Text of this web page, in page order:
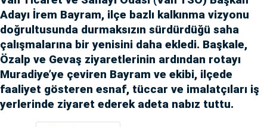
Adayı İrem Bayram, ilçe bazlı kalkınma vizyonu
doğrultusunda durmaksızın sürdürdüğü saha
çalışmalarına bir yenisini daha ekledi. Başkale,
Özalp ve Gevaş ziyaretlerinin ardından rotayı
Muradiye’ye çeviren Bayram ve ekibi, ilçede
faaliyet gösteren esnaf, tüccar ve imalatçıları iş
yerlerinde ziyaret ederek adeta nabız tuttu.